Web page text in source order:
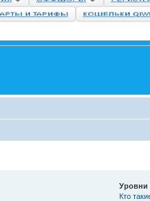
Уровни
Кто